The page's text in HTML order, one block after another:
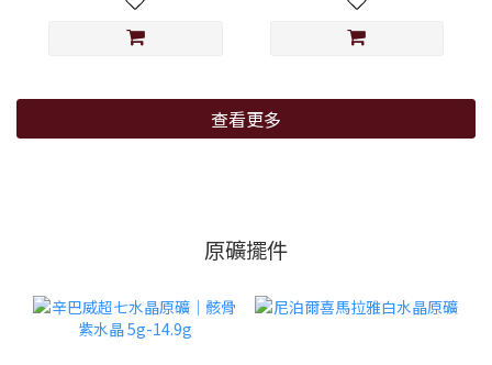
查看更多
原礦擺件